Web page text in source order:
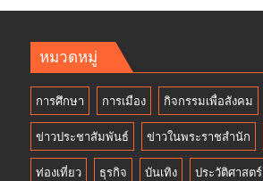
หมวดหมู่
การศึกษา การเมือง กิจกรรมเพื่อสังคม
ข่าวประชาสัมพันธ์ ข่าวในพระราชสำนัก
ท่องเที่ยว ธุรกิจ บันเทิง ประวัติศาสตร์